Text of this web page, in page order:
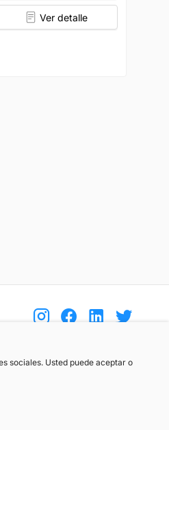
Ver detalle
sociales. Usted puede aceptar o